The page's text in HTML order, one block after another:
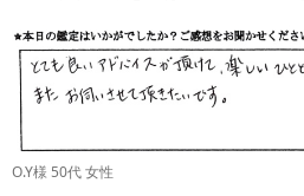
O.Y様 50代 女性